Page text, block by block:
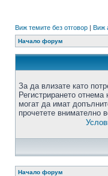
Виж темите без отговор | Виж
Начало форум
За да влизате като
Регистрирането
могат да имат
прочетете внимателно
Начало форум